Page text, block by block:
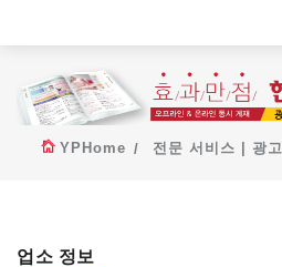
YPHome 전문 서비스 | 광고
업소 정보